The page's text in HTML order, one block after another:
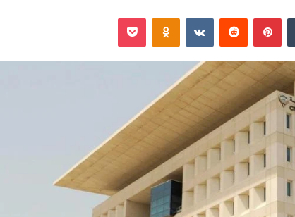
‏Tumblr بينتيريست ‏Reddit
‏VKontakte
Odnoklassniki
‫Pocket